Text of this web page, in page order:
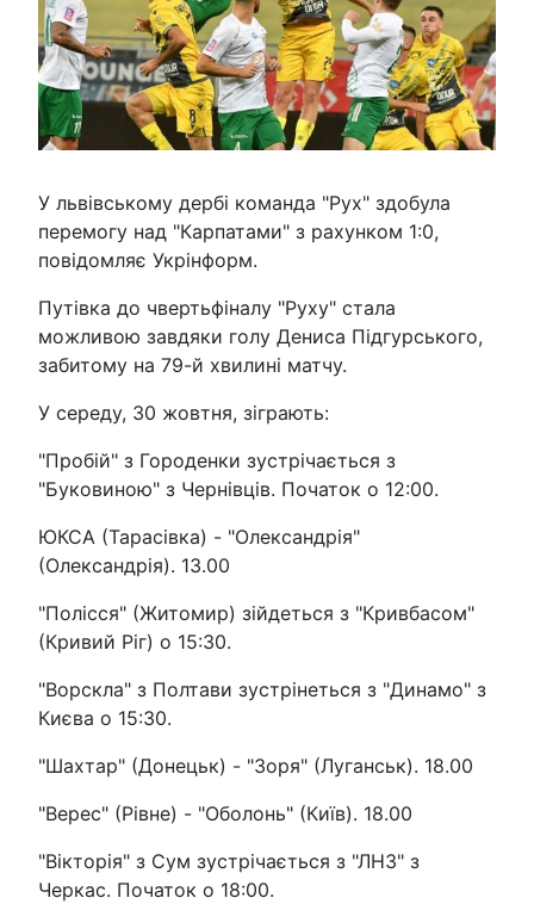
У львівському дербі команда "Рух" здобула
перемогу над "Карпатами" з рахунком 1:0,
повідомляє Укрінформ.
Путівка до чвертьфіналу "Руху" стала
можливою завдяки голу Дениса Підгурського,
забитому на 79-й хвилині матчу.
У середу, 30 жовтня, зіграють:
"Пробій" з Городенки зустрічається з
"Буковиною" з Чернівців. Початок о 12:00.
ЮКСА (Тарасівка) - "Олександрія"
(Олександрія). 13.00
"Полісся" (Житомир) зійдеться з "Кривбасом"
(Кривий Ріг) о 15:30.
"Ворскла" з Полтави зустрінеться з "Динамо" з
Києва о 15:30.
"Шахтар" (Донецьк) - "Зоря" (Луганськ). 18.00
"Верес" (Рівне) - "Оболонь" (Київ). 18.00
"Вікторія" з Сум зустрічається з "ЛНЗ" з
Черкас. Початок о 18:00.